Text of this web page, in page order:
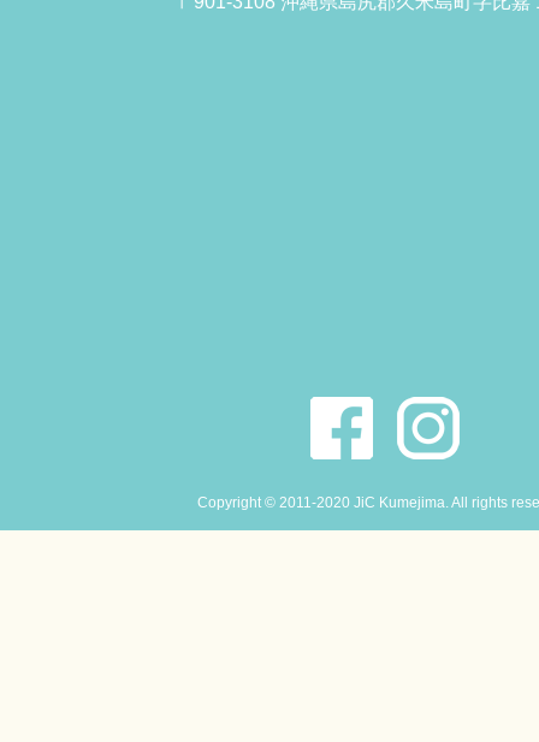
Copyright © 2011-2020 JiC Kumejima. All rights